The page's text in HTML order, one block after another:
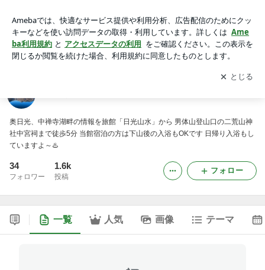
アプリをダウンロードして ブログの更新通知
を受け取りまし
ょう。
開く
奥日光、中禅寺湖畔の情報を旅館「日光山水」から 男体山登山口の二荒山神
社中宮祠まで徒歩5分 当館宿泊の方は下山後の入浴もOKです 日帰り入浴もし
ていますよ～♨️
34
フォロワー
1.6k
投稿
フォロー
一覧 人気 画像 テーマ